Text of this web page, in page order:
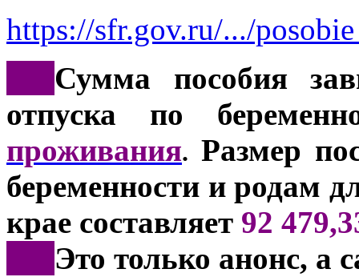
https://sfr.gov.ru/.../
Сумма пособия
отпуска по
проживания. Размер
беременности и родам
крае составляет 92
Это только анонс, а